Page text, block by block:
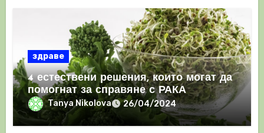
здраве
4 естествени решения, които могат да
помогнат за справяне с РАКА
Tanya Nikolova 26/04/2024